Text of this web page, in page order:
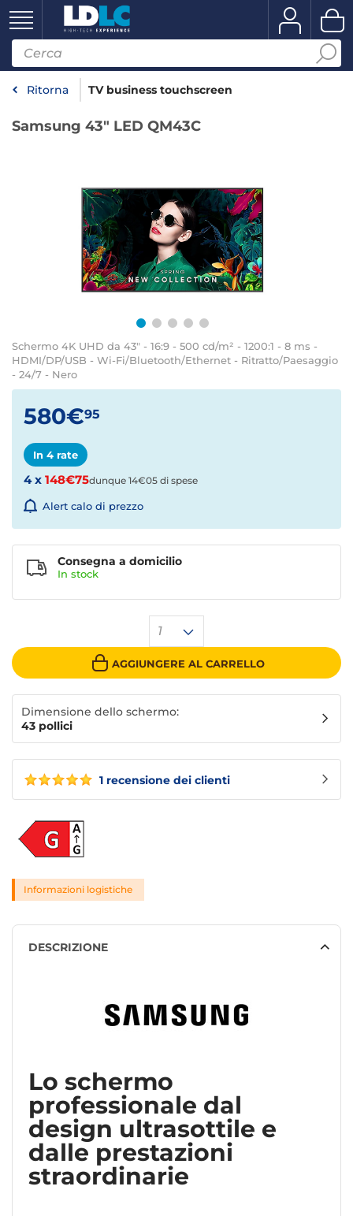
Ritorna TV business touchscreen
Samsung 43" LED QM43C
Schermo 4K UHD da 43" - 16:9 - 500 cd/m² - 1200:1 - 8 ms -
HDMI/DP/USB - Wi-Fi/Bluetooth/Ethernet - Ritratto/Paesaggio
- 24/7 - Nero
1 recensione dei clienti
580€95
In 4 rate
4 x 148€75dunque 14€05 di spese
Alert calo di prezzo
1
AGGIUNGERE AL CARRELLO
Consegna a domicilio
In stock
Dimensione dello schermo:
43 pollici
Informazioni logistiche
DESCRIZIONE
Lo schermo
professionale dal
design ultrasottile e
dalle prestazioni
straordinarie